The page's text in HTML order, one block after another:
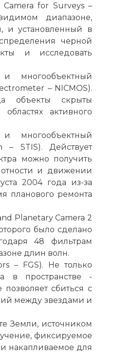
Camera for Surveys –
диапазоне,
и установленный в
черной
и исследовать
многообъектный
– NICMOS).
объекты скрыты
активного
многообъектный
– STIS). Действует
можно получить
и движении
2004 года из-за
планового ремонта
Planetary Camera 2
было сделано
48 фильтрам
длин волн.
– FGS). Не только
в пространстве -
сбиться с
между звездами и
Земли, источником
фиксируемое
накапливаемое для
из самых известных
звёзд в Туманности